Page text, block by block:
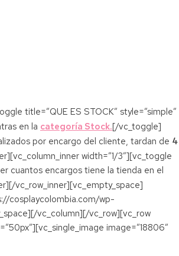
title=”QUE ES STOCK” style=”simple”
en la categoría Stock.[/vc_toggle]
por encargo del cliente, tardan de 4
width=”1/3″][vc_toggle
cuantos encargos tiene la tienda en el
vc_row_inner][vc_empty_space]
cosplaycolombia.com/wp-
vc_column][/vc_row][vc_row
image=”18806″